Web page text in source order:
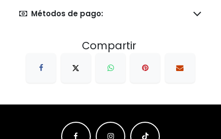
Métodos de pago:
Compartir